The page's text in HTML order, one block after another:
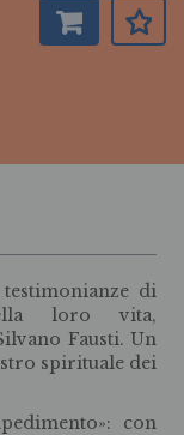
di
loro vita,
Fausti. Un
spirituale dei
con